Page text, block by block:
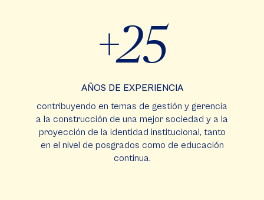
+25
AÑOS DE EXPERIENCIA
contribuyendo en temas de gestión y gerencia
a la construcción de una mejor sociedad y a la
proyección de la identidad institucional, tanto
en el nivel de posgrados como de educación
continua.